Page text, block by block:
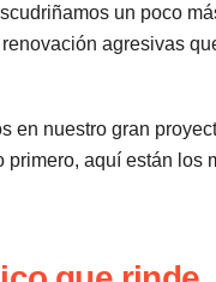
un poco
agresivas
en nuestro gran
aquí están los